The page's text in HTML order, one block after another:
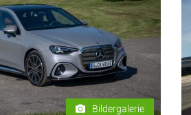
Bildergalerie